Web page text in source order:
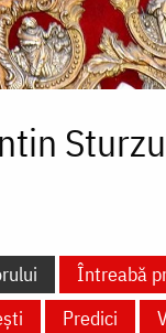
Sturzu
Întreabă
Predici